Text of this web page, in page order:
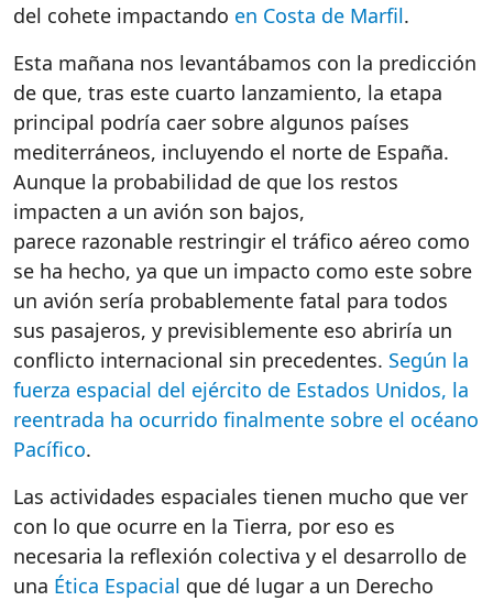
del cohete impactando en Costa de Marfil.
Esta mañana nos levantábamos con la predicción
de que, tras este cuarto lanzamiento, la etapa
principal podría caer sobre algunos países
mediterráneos, incluyendo el norte de España.
Aunque la probabilidad de que los restos
impacten a un avión son bajos,
parece razonable restringir el tráfico aéreo como
se ha hecho, ya que un impacto como este sobre
un avión sería probablemente fatal para todos
sus pasajeros, y previsiblemente eso abriría un
conflicto internacional sin precedentes. Según la
fuerza espacial del ejército de Estados Unidos, la
reentrada ha ocurrido finalmente sobre el océano
Pacífico.
Las actividades espaciales tienen mucho que ver
con lo que ocurre en la Tierra, por eso es
necesaria la reflexión colectiva y el desarrollo de
una Ética Espacial que dé lugar a un Derecho